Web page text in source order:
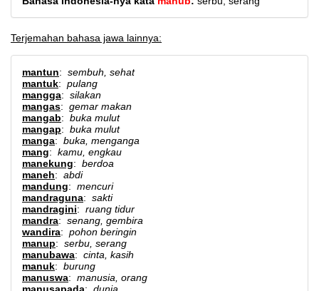
Terjemahan bahasa jawa lainnya:
mantun: sembuh, sehat
mantuk: pulang
mangga: silakan
mangas: gemar makan
mangab: buka mulut
mangap: buka mulut
manga: buka, menganga
mang: kamu, engkau
manekung: berdoa
maneh: abdi
mandung: mencuri
mandraguna: sakti
mandragini: ruang tidur
mandra: senang, gembira
wandira: pohon beringin
manup: serbu, serang
manubawa: cinta, kasih
manuk: burung
manuswa: manusia, orang